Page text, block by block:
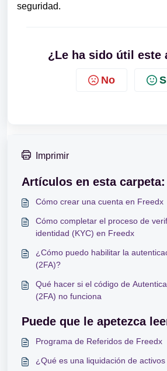
seguridad.
¿Le ha sido útil este
No
Imprimir
Artículos en esta carpeta:
Cómo crear una cuenta en Freedx
Cómo completar el proceso de
identidad (KYC) en Freedx
¿Cómo puedo habilitar la
(2FA)?
Qué hacer si el código de
(2FA) no funciona
Puede que le apetezca
Programa de Referidos de Freedx
¿Qué es una liquidación de